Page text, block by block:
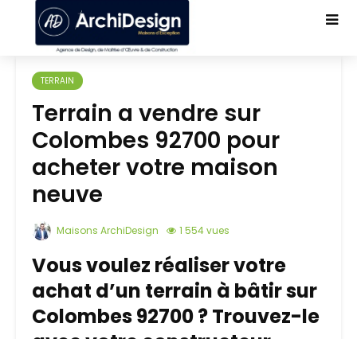
TERRAIN
Terrain a vendre sur
Colombes 92700 pour
acheter votre maison
neuve
Maisons ArchiDesign 1 554 vues
Vous voulez réaliser votre
achat d’un terrain à bâtir sur
Colombes 92700 ? Trouvez-le